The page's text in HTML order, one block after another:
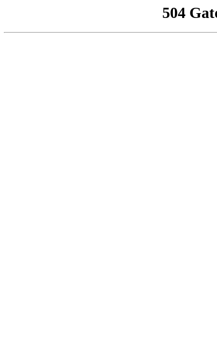
504